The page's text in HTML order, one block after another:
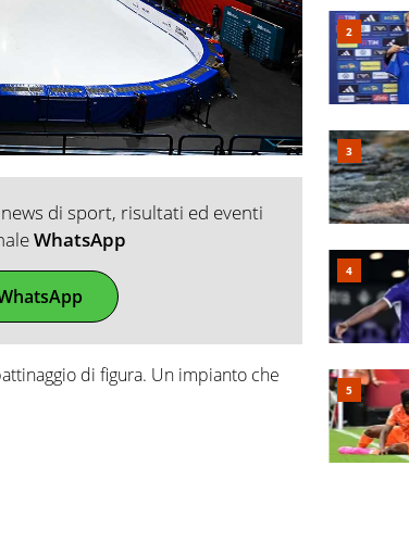
di sport, risultati ed eventi
WhatsApp
di figura. Un impianto che